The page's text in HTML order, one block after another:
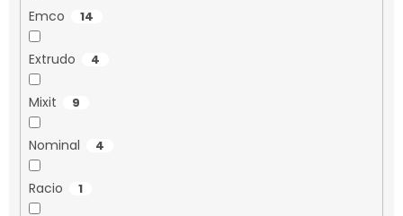
Emco 14
Extrudo 4
Mixit 9
Nominal 4
Racio 1